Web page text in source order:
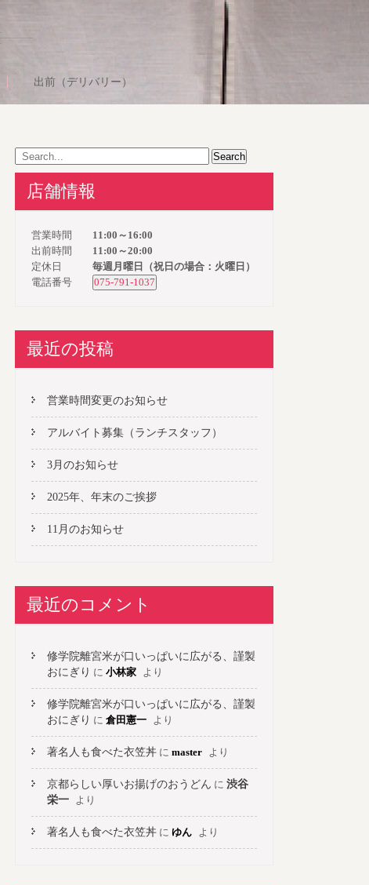
出前（デリバリー）
店舗情報
営業時間 11:00～16:00
出前時間 11:00～20:00
定休日 毎週月曜日（祝日の場合：火曜日）
電話番号
075-791-1037
最近の投稿
営業時間変更のお知らせ
アルバイト募集（ランチスタッフ）
3月のお知らせ
2025年、年末のご挨拶
11月のお知らせ
最近のコメント
修学院離宮米が口いっぱいに広がる、謹製
おにぎり に 小林家 より
修学院離宮米が口いっぱいに広がる、謹製
おにぎり に 倉田憲一 より
著名人も食べた衣笠丼 に master より
京都らしい厚いお揚げのおうどん に 渋谷
栄一 より
著名人も食べた衣笠丼 に ゆん より